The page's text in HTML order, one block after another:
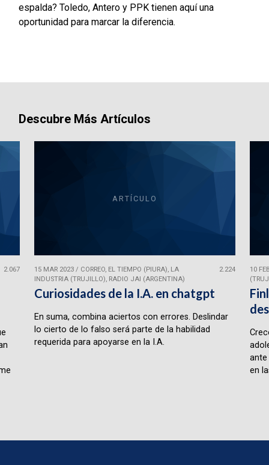
espalda? Toledo, Antero y PPK tienen aquí una
oportunidad para marcar la diferencia.
Descubre Más Artículos
2.067
ARTÍCULO
15 MAR 2023/ CORREO, EL TIEMPO (PIURA), LA
INDUSTRIA (TRUJILLO), RADIO JAI (ARGENTINA)
2.224
Curiosidades de la I.A. en chatgpt
En suma, combina aciertos con errores. Deslindar
lo cierto de lo falso será parte de la habilidad
requerida para apoyarse en la I.A.
10
en